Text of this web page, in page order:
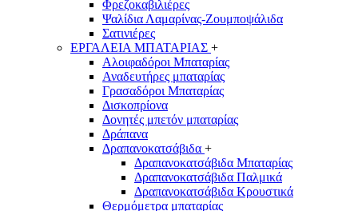
Φρεζοκαβιλιέρες
Ψαλίδια Λαμαρίνας-Ζουμποψάλιδα
Σατινιέρες
ΕΡΓΑΛΕΙΑ ΜΠΑΤΑΡΙΑΣ +
Αλοιφαδόροι Μπαταρίας
Αναδευτήρες μπαταρίας
Γρασαδόροι Μπαταρίας
Δισκοπρίονα
Δονητές μπετόν μπαταρίας
Δράπανα
Δραπανοκατσάβιδα +
Δραπανοκατσάβιδα Μπαταρίας
Δραπανοκατσάβιδα Παλμικά
Δραπανοκατσάβιδα Κρουστικά
Θερμόμετρα μπαταρίας